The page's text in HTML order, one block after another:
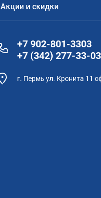
Акции и скидки
+7 902-801-3303
+7 (342) 277-33-03
г. Пермь ул. Кронита 11